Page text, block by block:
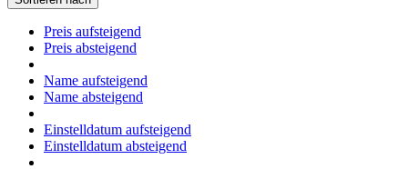
Preis aufsteigend
Preis absteigend
Name aufsteigend
Name absteigend
Einstelldatum aufsteigend
Einstelldatum absteigend